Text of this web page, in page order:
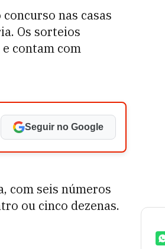
nas casas
Os sorteios
e contam com
Seguir no Google
com seis números
ou cinco dezenas.